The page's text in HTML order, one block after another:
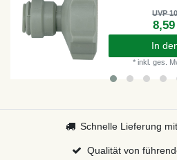
UVP
In
* inkl. ges.
Schnelle Lieferung
Qualität von